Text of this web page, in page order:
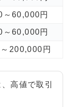
60,000円
60,000円
200,000円
高値で取引